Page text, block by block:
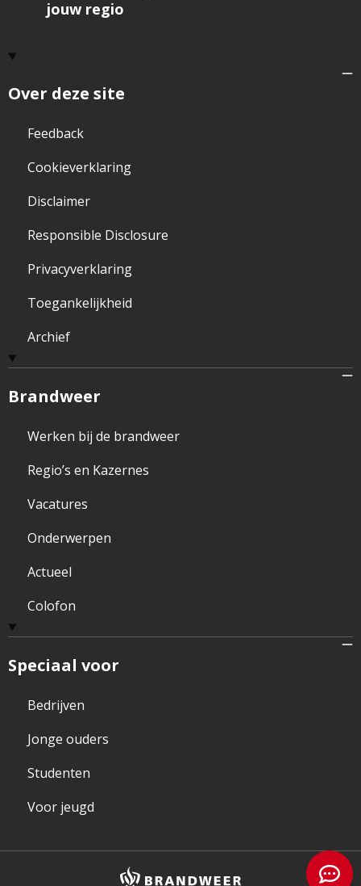
Over deze site
Feedback
Cookieverklaring
Disclaimer
Responsible Disclosure
Privacyverklaring
Toegankelijkheid
Archief
Brandweer
Werken bij de brandweer
Regio’s en Kazernes
Vacatures
Onderwerpen
Actueel
Colofon
Speciaal voor
Bedrijven
Jonge ouders
Studenten
Voor jeugd
jouw regio
Brandweer